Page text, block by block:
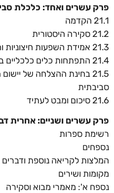
פרק עשרים ואחד: כלכלת
21.1 הקדמה
21.2 סקירה היסטורית
21.3 אמידת השפעות חיצוניות והערכת עלות סביבתית
21.4 התפתחות כלים כלכליים במדיניות סביבתית בישראל
21.5 בחינת ההצלחה של
סביבתית
21.6 סיכום ומבט לעתיד
פרק עשרים ושניים: אחרית
רשימת ספרות
נספחים
המלצות לקריאה נוספת
מקומות ושירים
נספח א': מאמרי מבוא וסקירה